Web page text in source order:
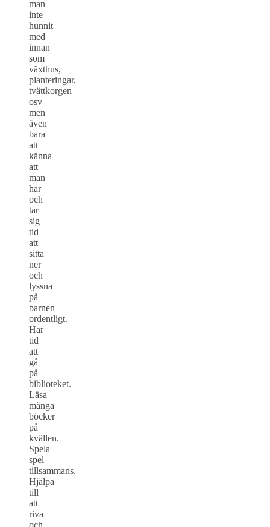
man
inte
hunnit
med
innan
som
växthus,
planteringar,
tvättkorgen
osv
men
även
bara
att
känna
att
man
har
och
tar
sig
tid
att
sitta
ner
och
lyssna
på
barnen
ordentligt.
Har
tid
att
gå
på
biblioteket.
Läsa
många
böcker
på
kvällen.
Spela
spel
tillsammans.
Hjälpa
till
att
riva
och